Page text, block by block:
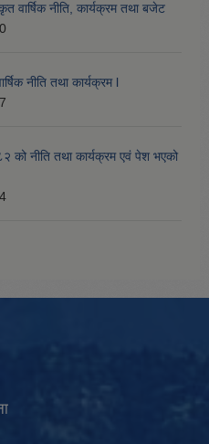
वार्षिक नीति, कार्यक्रम तथा बजेट
नीति तथा कार्यक्रम l
को नीति तथा कार्यक्रम एवं पेश भएको